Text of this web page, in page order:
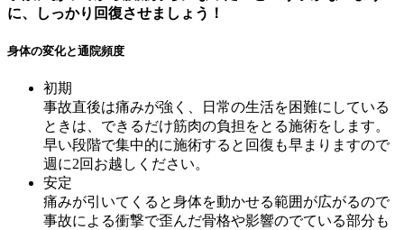
に、しっかり回復させましょう！
身体の変化と通院頻度
初期
事故直後は痛みが強く、日常の生活を困難にしている
ときは、できるだけ筋肉の負担をとる施術をします。
早い段階で集中的に施術すると回復も早まりますので
週に2回お越しください。
安定
痛みが引いてくると身体を動かせる範囲が広がるので
事故による衝撃で歪んだ骨格や影響のでている部分も